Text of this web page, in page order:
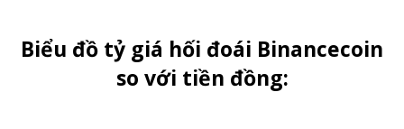
Biểu đồ tỷ giá hối đoái Binancecoin
so với tiền đồng: